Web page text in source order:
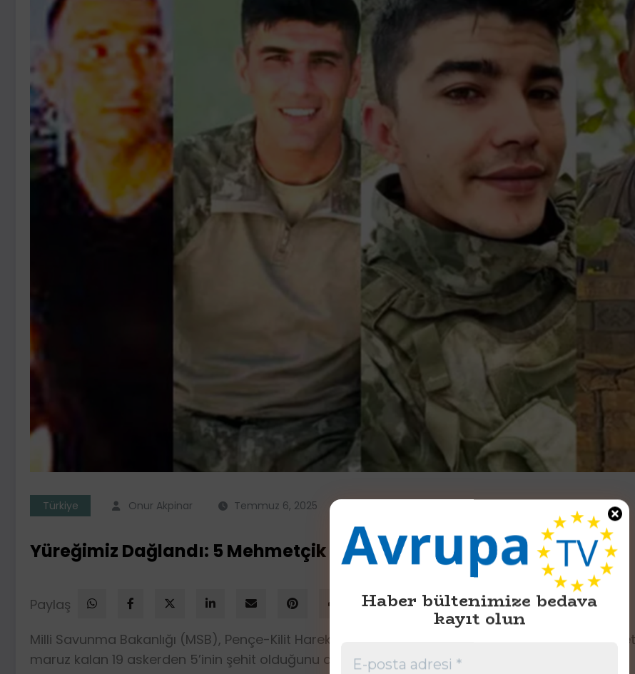
Türkiye Onur Akpinar Temmuz 6, 2025
Yüreğimiz Dağlandı: 5 Mehmetçik Metan Gazı Nedeniyle Şehit Oldu
Paylaş
Milli Savunma Bakanlığı (MSB), Pençe-Kilit Harekât bölgesinde yürütülen arama-tarama
maruz kalan 19 askerden 5’inin şehit olduğunu duyurdu.
Haber bültenimize bedava
kayıt olun